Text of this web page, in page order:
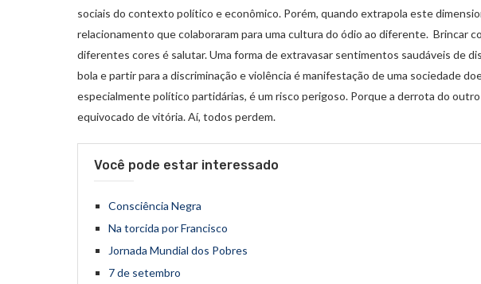
sociais do contexto político e econômico. Porém, quando extrapola este
relacionamento que colaboraram para uma cultura do ódio ao diferente. Brincar
diferentes cores é salutar. Uma forma de extravasar sentimentos saudáveis de
bola e partir para a discriminação e violência é manifestação de uma sociedade
especialmente político partidárias, é um risco perigoso. Porque a derrota do
equivocado de vitória. Aí, todos perdem.
Você pode estar interessado
Consciência Negra
Na torcida por Francisco
Jornada Mundial dos Pobres
7 de setembro